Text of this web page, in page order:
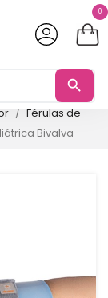
0
search
Férulas de
Bivalva